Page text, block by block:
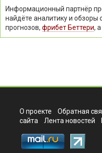
Информационный партнёр
найдёте аналитику и обзоры
прогнозов, фрибет Беттери,
О проекте Обратная
сайта
Лента новостей